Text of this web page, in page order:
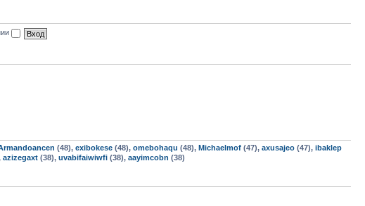
(48), exibokese (48), omebohaqu (48), Michaelmof (47), axusajeo (47), ibaklep
azizegaxt (38), uvabifaiwiwfi (38), aayimcobn (38)